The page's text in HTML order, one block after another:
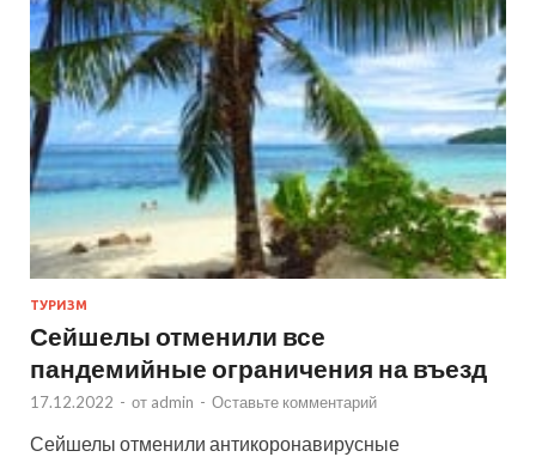
ТУРИЗМ
Сейшелы отменили все
пандемийные ограничения на въезд
17.12.2022 - от admin - Оставьте комментарий
Сейшелы отменили антикоронавирусные